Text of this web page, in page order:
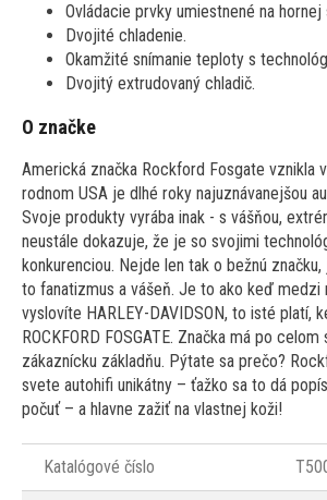
Ovládacie prvky umiestnené na
Dvojité chladenie.
Okamžité snímanie teploty s
Dvojitý extrudovaný chladič.
O značke
Americká značka Rockford Fosgate vznikla
rodnom USA je dlhé roky najuznávanejšou
Svoje produkty vyrába inak - s vášňou,
neustále dokazuje, že je so svojimi
konkurenciou. Nejde len tak o bežnú
to fanatizmus a vášeň. Je to ako keď medzi
vyslovíte HARLEY-DAVIDSON, to isté platí,
ROCKFORD FOSGATE. Značka má po
zákaznícku základňu. Pýtate sa prečo?
svete autohifi unikátny – ťažko sa to dá
počuť – a hlavne zažiť na vlastnej koži!
Katalógové číslo